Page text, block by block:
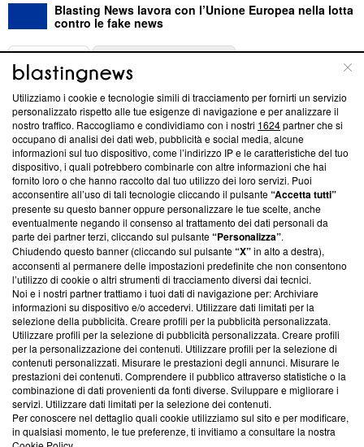
Blasting News lavora con l’Unione Europea nella lotta
contro le fake news
ABOUT
Questa sezione offre informazioni trasparenti su Blasting
News, sui nostri processi editoriali e su come ci impegniamo a
creare news di qualità. Inoltre, afferma la nostra aderenza a
‘Trust Project - News with Integrity’Blasting News non è
ancora membro del programma, ma ha richiesto di farne
parte; Trust Project non ha ancora effettuato una verifica di
conformità agli standard.
Su di noi
Team editoriale
Corporate
Redazione
Informativa Privacy
Cookie Policy
Blasting SA, IDI CHE-247.845.224, Via Carlo Frasca, 3 - 6900
Lugano (Svizzera) Tel:+39 0690258937
Utilizziamo i cookie e tecnologie simili di tracciamento per fornirti un servizio
personalizzato rispetto alle tue esigenze di navigazione e per analizzare il
nostro traffico. Raccogliamo e condividiamo con i nostri 1624partner che si
occupano di analisi dei dati web, pubblicità e social media, alcune
informazioni sul tuo dispositivo, come l’indirizzo IP e le caratteristiche del tuo
dispositivo, i quali potrebbero combinarle con altre informazioni che hai
fornito loro o che hanno raccolto dal tuo utilizzo dei loro servizi. Puoi
acconsentire all’uso di tali tecnologie cliccando il pulsante“Accetta tutti”
presente su questo banner oppure personalizzare le tue scelte, anche
eventualmente negando il consenso al trattamento dei dati personali da
parte dei partner terzi, cliccando sul pulsante“Personalizza”.
Chiudendo questo banner (cliccando sul pulsante“X”in alto a destra),
acconsenti al permanere delle impostazioni predefinite che non consentono
l’utilizzo di cookie o altri strumenti di tracciamento diversi dai tecnici.
Noi e i nostri partner trattiamo i tuoi dati di navigazione per: Archiviare
informazioni su dispositivo e/o accedervi. Utilizzare dati limitati per la
selezione della pubblicità. Creare profili per la pubblicità personalizzata.
Utilizzare profili per la selezione di pubblicità personalizzata. Creare profili
per la personalizzazione dei contenuti. Utilizzare profili per la selezione di
contenuti personalizzati. Misurare le prestazioni degli annunci. Misurare le
prestazioni dei contenuti. Comprendere il pubblico attraverso statistiche o la
combinazione di dati provenienti da fonti diverse. Sviluppare e migliorare i
servizi. Utilizzare dati limitati per la selezione dei contenuti.
Per conoscere nel dettaglio quali cookie utilizziamo sul sito e per modificare,
in qualsiasi momento, le tue preferenze, ti invitiamo a consultare la nostra